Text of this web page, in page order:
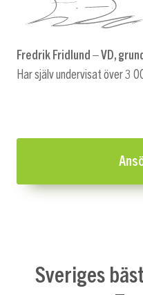
Fredrik Fridlund – VD,
Har själv undervisat över 3
Sveriges